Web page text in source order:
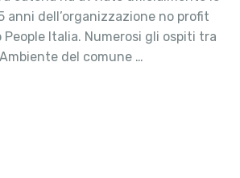
anni dell’organizzazione no profit
People Italia. Numerosi gli ospiti tra
del comune …